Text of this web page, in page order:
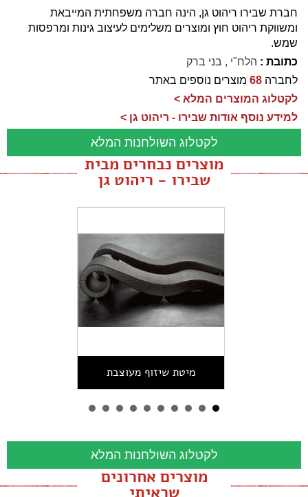
חברת שבירו ריהוט גן, הינה חברה משפחתית המייבאת
ומשווקת ריהוט חוץ ומוצרים משלימים לעיצוב גינות ומרפסות
שמש.
כתובת : הלח"י , בני ברק
לחברה 68 מוצרים נוספים באתר
לקטלוג המוצרים המלא >
למידע נוסף אודות שבירו - ריהוט גן >
לקטלוג השולחנות המלא
מוצרים נבחרים מבית
שבירו - ריהוט גן
מיטת שיזוף מעוצבת
לקטלוג השולחנות המלא
מוצרים אחרונים
שראיתי